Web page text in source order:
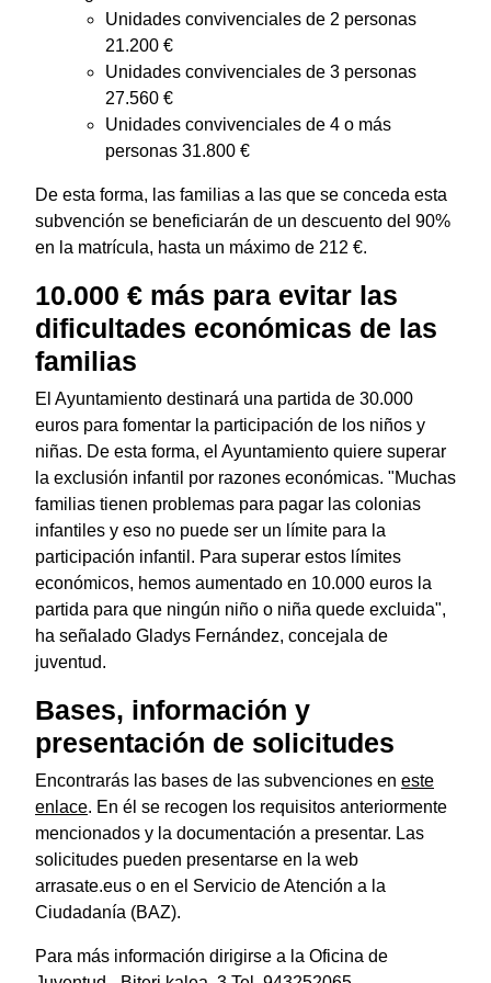
Unidades convivenciales de 2 personas
21.200 €
Unidades convivenciales de 3 personas
27.560 €
Unidades convivenciales de 4 o más
personas 31.800 €
De esta forma, las familias a las que se conceda esta
subvención se beneficiarán de un descuento del 90%
en la matrícula, hasta un máximo de 212 €.
10.000 € más para evitar las
dificultades económicas de las
familias
El Ayuntamiento destinará una partida de 30.000
euros para fomentar la participación de los niños y
niñas. De esta forma, el Ayuntamiento quiere superar
la exclusión infantil por razones económicas. "Muchas
familias tienen problemas para pagar las colonias
infantiles y eso no puede ser un límite para la
participación infantil. Para superar estos límites
económicos, hemos aumentado en 10.000 euros la
partida para que ningún niño o niña quede excluida",
ha señalado Gladys Fernández, concejala de
juventud.
Bases, información y
presentación de solicitudes
Encontrarás las bases de las subvenciones en este
enlace. En él se recogen los requisitos anteriormente
mencionados y la documentación a presentar. Las
solicitudes pueden presentarse en la web
arrasate.eus o en el Servicio de Atención a la
Ciudadanía (BAZ).
Para más información dirigirse a la Oficina de